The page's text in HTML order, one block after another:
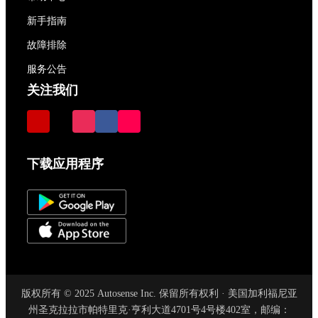
新手指南
故障排除
服务公告
关注我们
下载应用程序
版权所有 © 2025 Autosense Inc. 保留所有权利 · 美国加利福尼亚
州圣克拉拉市帕特里克·亨利大道4701号4号楼402室，邮编：